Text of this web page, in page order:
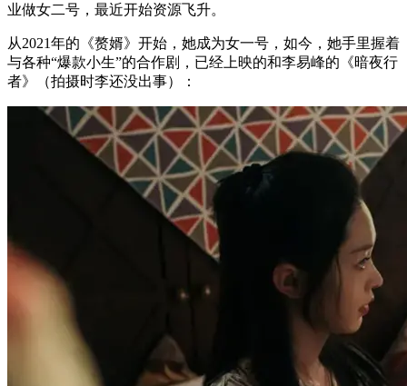
业做女二号，最近开始资源飞升。
从2021年的《赘婿》开始，她成为女一号，如今，她手里握着
与各种“爆款小生”的合作剧，已经上映的和李易峰的《暗夜行
者》（拍摄时李还没出事）：